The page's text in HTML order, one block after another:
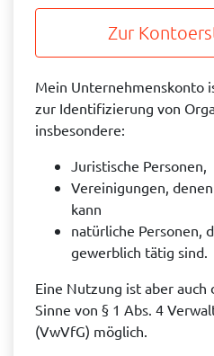
Zur
Mein Unternehmenskonto
zur Identifizierung von
insbesondere:
Juristische Personen,
Vereinigungen,
kann
natürliche Personen,
gewerblich tätig sind.
Eine Nutzung ist aber auch
Sinne von § 1 Abs. 4
(VwVfG) möglich.